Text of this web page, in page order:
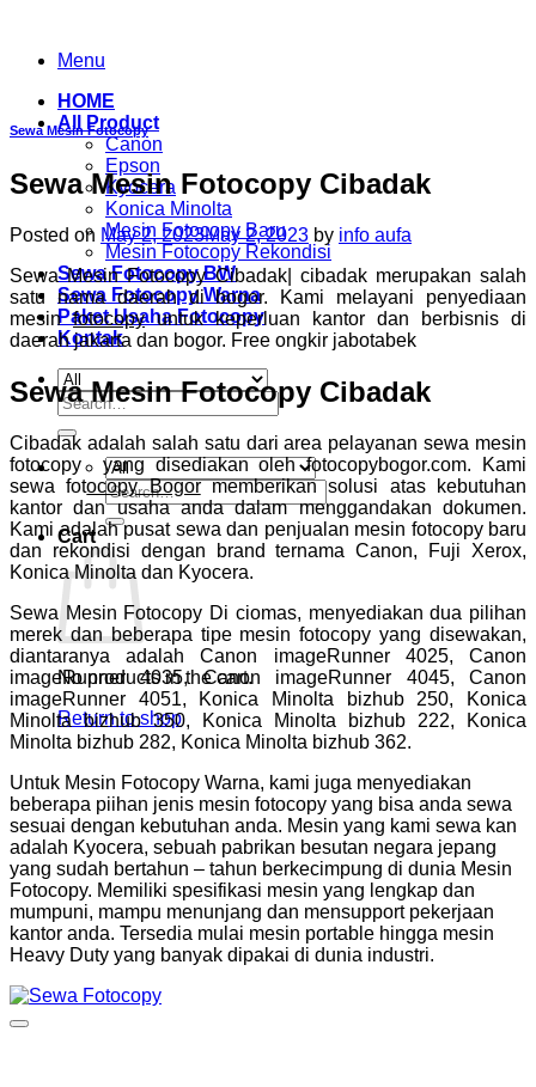
contentMenu
HOME
All Product
Canon
Epson
Kyocera
Konica Minolta
Mesin Fotocopy Baru
Mesin Fotocopy Rekondisi
Sewa Fotocopy BW
Sewa Fotocopy Warna
Paket Usaha Fotocopy
Kontak
Search
for:
Search
for:
Cart
No products in the cart.
Return to shop
Sewa Mesin Fotocopy
Sewa Mesin Fotocopy Cibadak
Posted on May 2, 2023May 2, 2023 by info aufa
Sewa Mesin Fotocopy Cibadak| cibadak merupakan salah
satu nama daerah di bogor. Kami melayani penyediaan
mesinfotocopyuntuk keperluan kantor dan berbisnis di
daerah jakarta dan bogor. Free ongkir jabotabek
Sewa Mesin Fotocopy Cibadak
Cibadak adalah salah satu dari area pelayanan sewa mesin
fotocopy yang disediakan oleh fotocopybogor.com. Kami
sewa fotocopy Bogormemberikan solusi atas kebutuhan
kantor dan usaha anda dalam menggandakan dokumen.
Kami adalah pusat sewa dan penjualan mesin fotocopy baru
dan rekondisi dengan brand ternama Canon, Fuji Xerox,
Konica Minolta dan Kyocera.
Sewa Mesin Fotocopy Di ciomas, menyediakan dua pilihan
merek dan beberapa tipe mesin fotocopy yang disewakan,
diantaranya adalah Canon imageRunner 4025, Canon
imageRunner 4035, Canon imageRunner 4045, Canon
imageRunner 4051, Konica Minolta bizhub 250, Konica
Minolta bizhub 350, Konica Minolta bizhub 222, Konica
Minolta bizhub 282, Konica Minolta bizhub 362.
Untuk Mesin Fotocopy Warna, kami juga menyediakan
beberapa piihan jenis mesin fotocopy yang bisa anda sewa
sesuai dengan kebutuhan anda. Mesin yang kami sewa kan
adalah Kyocera, sebuah pabrikan besutan negara jepang
yang sudah bertahun – tahun berkecimpung di dunia Mesin
Fotocopy. Memiliki spesifikasi mesin yang lengkap dan
mumpuni, mampu menunjang dan mensupport pekerjaan
kantor anda. Tersedia mulai mesin portable hingga mesin
Heavy Duty yang banyak dipakai di dunia industri.